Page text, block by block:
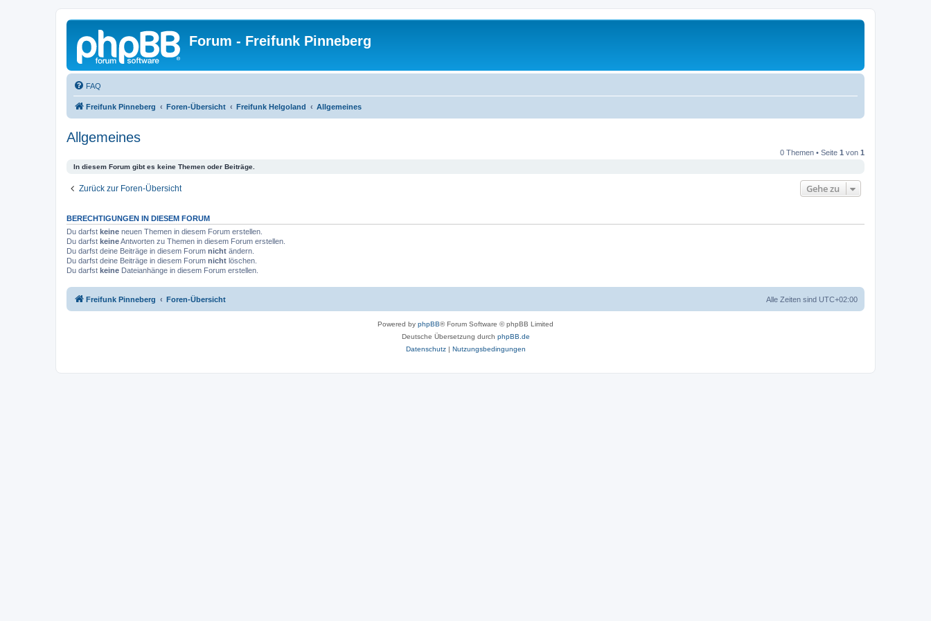
Forum - Freifunk Pinneberg
FAQ
Freifunk Pinneberg Foren-Übersicht Freifunk Helgoland Allgemeines
Allgemeines
0 Themen • Seite 1 von 1
In diesem Forum gibt es keine Themen oder Beiträge.
Zurück zur Foren-Übersicht Gehe zu
BERECHTIGUNGEN IN DIESEM FORUM
Du darfst keine neuen Themen in diesem Forum erstellen.
Du darfst keineAntworten zu Themen in diesem Forum erstellen.
Du darfst deine Beiträge in diesem Forum nicht ändern.
Du darfst deine Beiträge in diesem Forum nicht löschen.
Du darfst keine Dateianhänge in diesem Forum erstellen.
Freifunk Pinneberg Foren-Übersicht Alle Zeiten sind UTC+02:00
Powered by phpBB® Forum Software © phpBB Limited
Deutsche Übersetzung durch phpBB.de
Datenschutz| Nutzungsbedingungen